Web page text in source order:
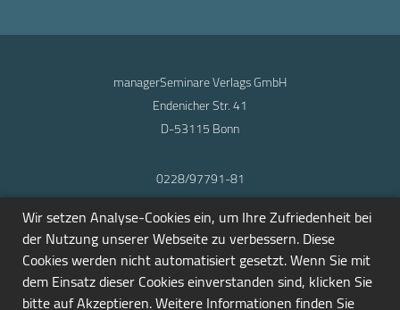
managerSeminare Verlags GmbH
Endenicher Str. 41
D-53115 Bonn
0228/97791-81
info@seminarmarkt.de
© 2001-2026
Wir setzen Analyse-Cookies ein, um Ihre Zufriedenheit bei
der Nutzung unserer Webseite zu verbessern. Diese
Cookies werden nicht automatisiert gesetzt. Wenn Sie mit
dem Einsatz dieser Cookies einverstanden sind, klicken Sie
bitte auf Akzeptieren. Weitere Informationen finden Sie